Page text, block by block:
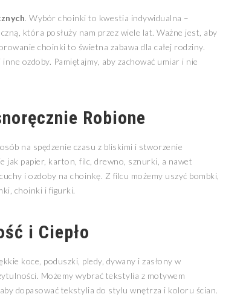
. Wybór choinki to kwestia indywidualna –
która posłuży nam przez wiele lat. Ważne jest, aby
choinki to świetna zabawa dla całej rodziny.
ozdoby. Pamiętajmy, aby zachować umiar i nie
Robione
na spędzenie czasu z bliskimi i stworzenie
jak papier, karton, filc, drewno, sznurki, a nawet
i ozdoby na choinkę. Z filcu możemy uszyć bombki,
choinki i figurki.
i Ciepło
koce, poduszki, pledy, dywany i zasłony w
Możemy wybrać tekstylia z motywem
dopasować tekstylia do stylu wnętrza i koloru ścian.